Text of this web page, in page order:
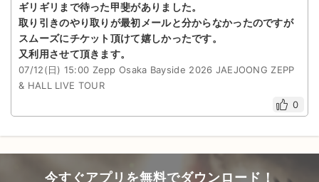
ギリギリまで待った甲斐がありました。
取り引きのやり取りが最初メールと分からなかったのですが
スムーズにチケット頂けて嬉しかったです。
又利用させて頂きます。
07/12(日) 15:00 Zepp Osaka Bayside 2026 JAEJOONG ZEPP
& HALL LIVE TOUR
0
今すぐアプリを無料でダウンロード！